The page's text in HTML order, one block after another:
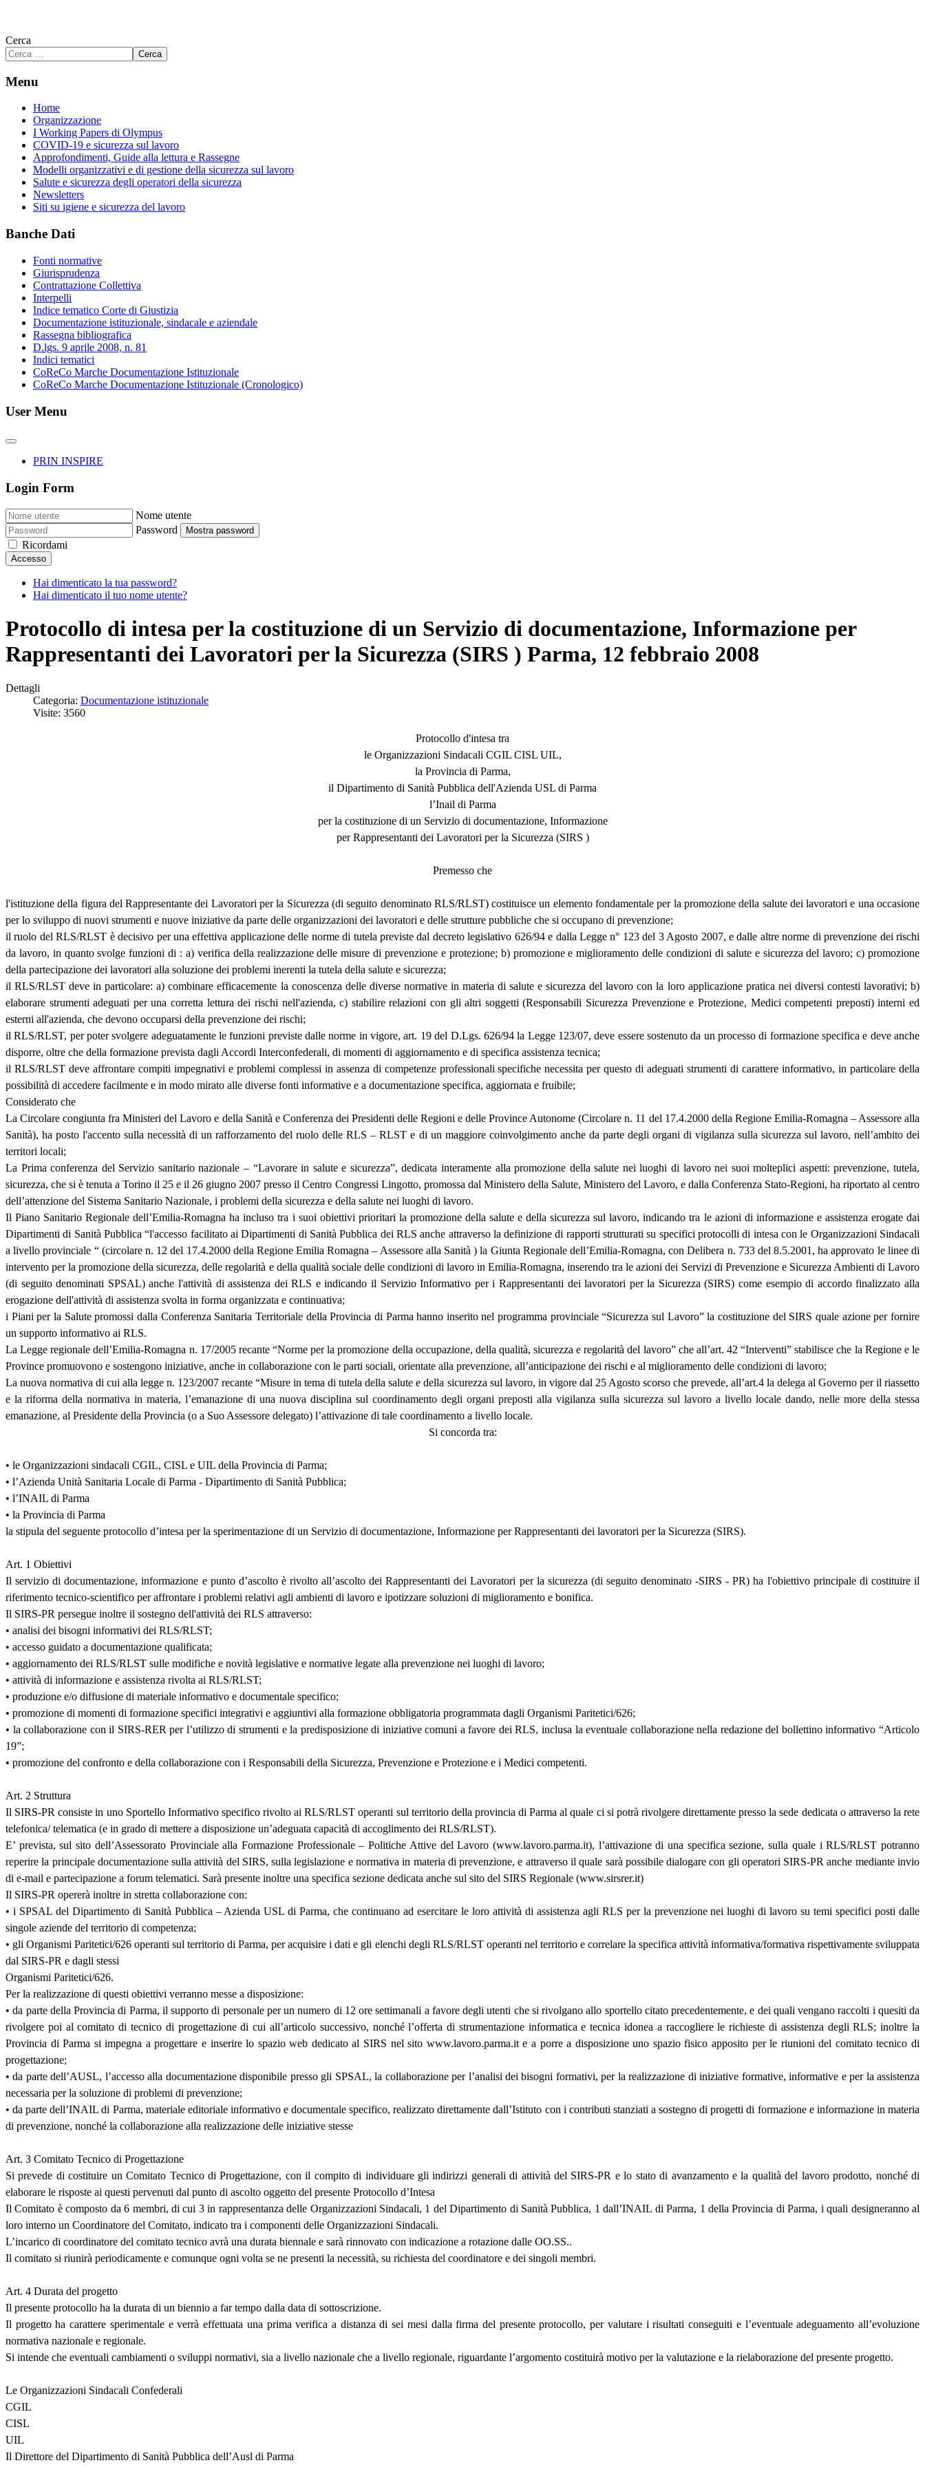
Cerca
Cerca
Menu
Home
Organizzazione
I Working Papers di Olympus
COVID-19 e sicurezza sul lavoro
Approfondimenti, Guide alla lettura e Rassegne
Modelli organizzativi e di gestione della sicurezza sul lavoro
Salute e sicurezza degli operatori della sicurezza
Newsletters
Siti su igiene e sicurezza del lavoro
Banche Dati
Fonti normative
Giurisprudenza
Contrattazione Collettiva
Interpelli
Indice tematico Corte di Giustizia
Documentazione istituzionale, sindacale e aziendale
Rassegna bibliografica
D.lgs. 9 aprile 2008, n. 81
Indici tematici
CoReCo Marche Documentazione Istituzionale
CoReCo Marche Documentazione Istituzionale (Cronologico)
User Menu
PRIN INSPIRE
Login Form
Nome utente
Password
Mostra password
Ricordami
Accesso
Hai dimenticato la tua password?
Hai dimenticato il tuo nome utente?
Protocollo di intesa per la costituzione di un Servizio di documentazione, Informazione per
Rappresentanti dei Lavoratori per la Sicurezza (SIRS ) Parma, 12 febbraio 2008
Dettagli
Categoria: Documentazione istituzionale
Visite: 3560
Protocollo d'intesa tra
le Organizzazioni Sindacali CGIL CISL UIL,
la Provincia di Parma,
il Dipartimento di Sanità Pubblica dell'Azienda USL di Parma
l’Inail di Parma
per la costituzione di un Servizio di documentazione, Informazione
per Rappresentanti dei Lavoratori per la Sicurezza (SIRS )
Premesso che
l'istituzione della figura del Rappresentante dei Lavoratori per la Sicurezza (di seguito denominato RLS/RLST) costituisce un elemento fondamentale per la promozione della salute dei lavoratori e una occasione
per lo sviluppo di nuovi strumenti e nuove iniziative da parte delle organizzazioni dei lavoratori e delle strutture pubbliche che si occupano di prevenzione;
il ruolo del RLS/RLST è decisivo per una effettiva applicazione delle norme di tutela previste dal decreto legislativo 626/94 e dalla Legge n° 123 del 3 Agosto 2007, e dalle altre norme di prevenzione dei rischi
da lavoro, in quanto svolge funzioni di : a) verifica della realizzazione delle misure di prevenzione e protezione; b) promozione e miglioramento delle condizioni di salute e sicurezza del lavoro; c) promozione
della partecipazione dei lavoratori alla soluzione dei problemi inerenti la tutela della salute e sicurezza;
il RLS/RLST deve in particolare: a) combinare efficacemente la conoscenza delle diverse normative in materia di salute e sicurezza del lavoro con la loro applicazione pratica nei diversi contesti lavorativi; b)
elaborare strumenti adeguati per una corretta lettura dei rischi nell'azienda, c) stabilire relazioni con gli altri soggetti (Responsabili Sicurezza Prevenzione e Protezione, Medici competenti preposti) interni ed
esterni all'azienda, che devono occuparsi della prevenzione dei rischi;
il RLS/RLST, per poter svolgere adeguatamente le funzioni previste dalle norme in vigore, art. 19 del D.Lgs. 626/94 la Legge 123/07, deve essere sostenuto da un processo di formazione specifica e deve anche
disporre, oltre che della formazione prevista dagli Accordi Interconfederali, di momenti di aggiornamento e di specifica assistenza tecnica;
il RLS/RLST deve affrontare compiti impegnativi e problemi complessi in assenza di competenze professionali specifiche necessita per questo di adeguati strumenti di carattere informativo, in particolare della
possibilità di accedere facilmente e in modo mirato alle diverse fonti informative e a documentazione specifica, aggiornata e fruibile;
Considerato che
La Circolare congiunta fra Ministeri del Lavoro e della Sanità e Conferenza dei Presidenti delle Regioni e delle Province Autonome (Circolare n. 11 del 17.4.2000 della Regione Emilia-Romagna – Assessore alla
Sanità), ha posto l'accento sulla necessità di un rafforzamento del ruolo delle RLS – RLST e di un maggiore coinvolgimento anche da parte degli organi di vigilanza sulla sicurezza sul lavoro, nell’ambito dei
territori locali;
La Prima conferenza del Servizio sanitario nazionale – “Lavorare in salute e sicurezza”, dedicata interamente alla promozione della salute nei luoghi di lavoro nei suoi molteplici aspetti: prevenzione, tutela,
sicurezza, che si è tenuta a Torino il 25 e il 26 giugno 2007 presso il Centro Congressi Lingotto, promossa dal Ministero della Salute, Ministero del Lavoro, e dalla Conferenza Stato-Regioni, ha riportato al centro
dell’attenzione del Sistema Sanitario Nazionale, i problemi della sicurezza e della salute nei luoghi di lavoro.
Il Piano Sanitario Regionale dell’Emilia-Romagna ha incluso tra i suoi obiettivi prioritari la promozione della salute e della sicurezza sul lavoro, indicando tra le azioni di informazione e assistenza erogate dai
Dipartimenti di Sanità Pubblica “l'accesso facilitato ai Dipartimenti di Sanità Pubblica dei RLS anche attraverso la definizione di rapporti strutturati su specifici protocolli di intesa con le Organizzazioni Sindacali
a livello provinciale “ (circolare n. 12 del 17.4.2000 della Regione Emilia Romagna – Assessore alla Sanità ) la Giunta Regionale dell’Emilia-Romagna, con Delibera n. 733 del 8.5.2001, ha approvato le linee di
intervento per la promozione della sicurezza, delle regolarità e della qualità sociale delle condizioni di lavoro in Emilia-Romagna, inserendo tra le azioni dei Servizi di Prevenzione e Sicurezza Ambienti di Lavoro
(di seguito denominati SPSAL) anche l'attività di assistenza dei RLS e indicando il Servizio Informativo per i Rappresentanti dei lavoratori per la Sicurezza (SIRS) come esempio di accordo finalizzato alla
erogazione dell'attività di assistenza svolta in forma organizzata e continuativa;
i Piani per la Salute promossi dalla Conferenza Sanitaria Territoriale della Provincia di Parma hanno inserito nel programma provinciale “Sicurezza sul Lavoro” la costituzione del SIRS quale azione per fornire
un supporto informativo ai RLS.
La Legge regionale dell’Emilia-Romagna n. 17/2005 recante “Norme per la promozione della occupazione, della qualità, sicurezza e regolarità del lavoro” che all’art. 42 “Interventi” stabilisce che la Regione e le
Province promuovono e sostengono iniziative, anche in collaborazione con le parti sociali, orientate alla prevenzione, all’anticipazione dei rischi e al miglioramento delle condizioni di lavoro;
La nuova normativa di cui alla legge n. 123/2007 recante “Misure in tema di tutela della salute e della sicurezza sul lavoro, in vigore dal 25 Agosto scorso che prevede, all’art.4 la delega al Governo per il riassetto
e la riforma della normativa in materia, l’emanazione di una nuova disciplina sul coordinamento degli organi preposti alla vigilanza sulla sicurezza sul lavoro a livello locale dando, nelle more della stessa
emanazione, al Presidente della Provincia (o a Suo Assessore delegato) l’attivazione di tale coordinamento a livello locale.
Si concorda tra:
• le Organizzazioni sindacali CGIL, CISL e UIL della Provincia di Parma;
• l’Azienda Unità Sanitaria Locale di Parma - Dipartimento di Sanità Pubblica;
• l’INAIL di Parma
• la Provincia di Parma
la stipula del seguente protocollo d’intesa per la sperimentazione di un Servizio di documentazione, Informazione per Rappresentanti dei lavoratori per la Sicurezza (SIRS).
Art. 1 Obiettivi
Il servizio di documentazione, informazione e punto d’ascolto è rivolto all’ascolto dei Rappresentanti dei Lavoratori per la sicurezza (di seguito denominato -SIRS - PR) ha l'obiettivo principale di costituire il
riferimento tecnico-scientifico per affrontare i problemi relativi agli ambienti di lavoro e ipotizzare soluzioni di miglioramento e bonifica.
Il SIRS-PR persegue inoltre il sostegno dell'attività dei RLS attraverso:
• analisi dei bisogni informativi dei RLS/RLST;
• accesso guidato a documentazione qualificata;
• aggiornamento dei RLS/RLST sulle modifiche e novità legislative e normative legate alla prevenzione nei luoghi di lavoro;
• attività di informazione e assistenza rivolta ai RLS/RLST;
• produzione e/o diffusione di materiale informativo e documentale specifico;
• promozione di momenti di formazione specifici integrativi e aggiuntivi alla formazione obbligatoria programmata dagli Organismi Paritetici/626;
• la collaborazione con il SIRS-RER per l’utilizzo di strumenti e la predisposizione di iniziative comuni a favore dei RLS, inclusa la eventuale collaborazione nella redazione del bollettino informativo “Articolo
19”;
• promozione del confronto e della collaborazione con i Responsabili della Sicurezza, Prevenzione e Protezione e i Medici competenti.
Art. 2 Struttura
Il SIRS-PR consiste in uno Sportello Informativo specifico rivolto ai RLS/RLST operanti sul territorio della provincia di Parma al quale ci si potrà rivolgere direttamente presso la sede dedicata o attraverso la rete
telefonica/ telematica (e in grado di mettere a disposizione un’adeguata capacità di accoglimento dei RLS/RLST).
E’ prevista, sul sito dell’Assessorato Provinciale alla Formazione Professionale – Politiche Attive del Lavoro (www.lavoro.parma.it), l’attivazione di una specifica sezione, sulla quale i RLS/RLST potranno
reperire la principale documentazione sulla attività del SIRS, sulla legislazione e normativa in materia di prevenzione, e attraverso il quale sarà possibile dialogare con gli operatori SIRS-PR anche mediante invio
di e-mail e partecipazione a forum telematici. Sarà presente inoltre una specifica sezione dedicata anche sul sito del SIRS Regionale (www.sirsrer.it)
Il SIRS-PR opererà inoltre in stretta collaborazione con:
• i SPSAL del Dipartimento di Sanità Pubblica – Azienda USL di Parma, che continuano ad esercitare le loro attività di assistenza agli RLS per la prevenzione nei luoghi di lavoro su temi specifici posti dalle
singole aziende del territorio di competenza;
• gli Organismi Paritetici/626 operanti sul territorio di Parma, per acquisire i dati e gli elenchi degli RLS/RLST operanti nel territorio e correlare la specifica attività informativa/formativa rispettivamente sviluppata
dal SIRS-PR e dagli stessi
Organismi Paritetici/626.
Per la realizzazione di questi obiettivi verranno messe a disposizione:
• da parte della Provincia di Parma, il supporto di personale per un numero di 12 ore settimanali a favore degli utenti che si rivolgano allo sportello citato precedentemente, e dei quali vengano raccolti i quesiti da
rivolgere poi al comitato di tecnico di progettazione di cui all’articolo successivo, nonché l’offerta di strumentazione informatica e tecnica idonea a raccogliere le richieste di assistenza degli RLS; inoltre la
Provincia di Parma si impegna a progettare e inserire lo spazio web dedicato al SIRS nel sito www.lavoro.parma.it e a porre a disposizione uno spazio fisico apposito per le riunioni del comitato tecnico di
progettazione;
• da parte dell’AUSL, l’accesso alla documentazione disponibile presso gli SPSAL, la collaborazione per l’analisi dei bisogni formativi, per la realizzazione di iniziative formative, informative e per la assistenza
necessaria per la soluzione di problemi di prevenzione;
• da parte dell’INAIL di Parma, materiale editoriale informativo e documentale specifico, realizzato direttamente dall’Istituto con i contributi stanziati a sostegno di progetti di formazione e informazione in materia
di prevenzione, nonché la collaborazione alla realizzazione delle iniziative stesse
Art. 3 Comitato Tecnico di Progettazione
Si prevede di costituire un Comitato Tecnico di Progettazione, con il compito di individuare gli indirizzi generali di attività del SIRS-PR e lo stato di avanzamento e la qualità del lavoro prodotto, nonché di
elaborare le risposte ai questi pervenuti dal punto di ascolto oggetto del presente Protocollo d’Intesa
Il Comitato è composto da 6 membri, di cui 3 in rappresentanza delle Organizzazioni Sindacali, 1 del Dipartimento di Sanità Pubblica, 1 dall’INAIL di Parma, 1 della Provincia di Parma, i quali designeranno al
loro interno un Coordinatore del Comitato, indicato tra i componenti delle Organizzazioni Sindacali.
L’incarico di coordinatore del comitato tecnico avrà una durata biennale e sarà rinnovato con indicazione a rotazione dalle OO.SS..
Il comitato si riunirà periodicamente e comunque ogni volta se ne presenti la necessità, su richiesta del coordinatore e dei singoli membri.
Art. 4 Durata del progetto
Il presente protocollo ha la durata di un biennio a far tempo dalla data di sottoscrizione.
Il progetto ha carattere sperimentale e verrà effettuata una prima verifica a distanza di sei mesi dalla firma del presente protocollo, per valutare i risultati conseguiti e l’eventuale adeguamento all’evoluzione
normativa nazionale e regionale.
Si intende che eventuali cambiamenti o sviluppi normativi, sia a livello nazionale che a livello regionale, riguardante l’argomento costituirà motivo per la valutazione e la rielaborazione del presente progetto.
Le Organizzazioni Sindacali Confederali
CGIL
CISL
UIL
Il Direttore del Dipartimento di Sanità Pubblica dell’Ausl di Parma